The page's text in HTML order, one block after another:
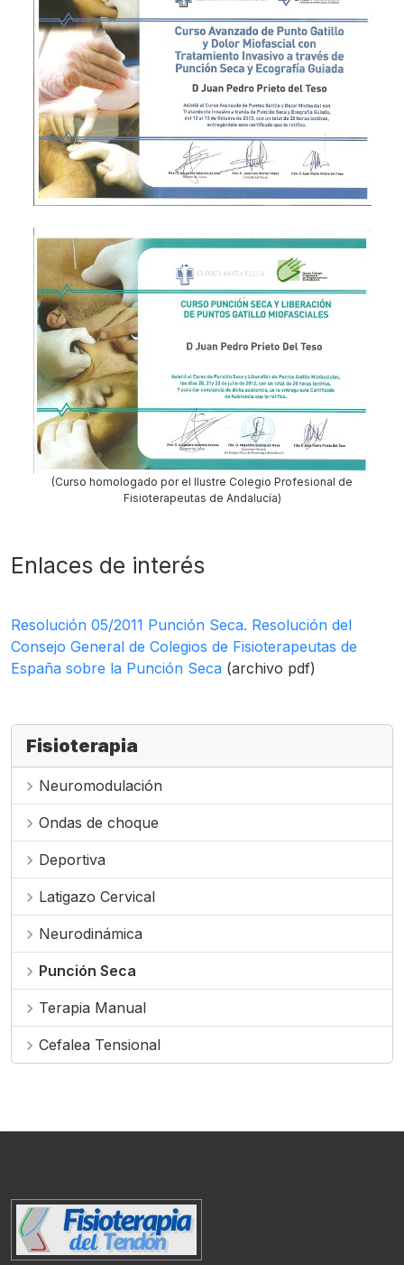
Fisioterapia
chevron_right Neuromodulación
chevron_right Ondas de choque
chevron_right Deportiva
chevron_right Latigazo Cervical
chevron_right Neurodinámica
chevron_right Punción Seca
chevron_right Terapia Manual
chevron_right Cefalea Tensional
(Curso homologado por el Ilustre Colegio Profesional de
Fisioterapeutas de Andalucía)
Enlaces de interés
Resolución 05/2011 Punción Seca. Resolución del
Consejo General de Colegios de Fisioterapeutas de
España sobre la Punción Seca (archivo pdf)